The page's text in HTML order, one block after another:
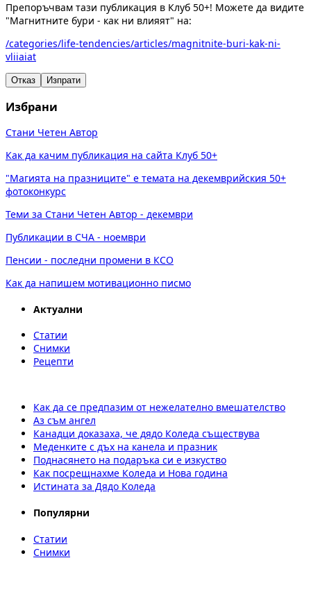
Препоръчвам тази публикация в Клуб 50+! Можете да видите
"Магнитните бури - как ни влияят" на:
/categories/life-tendencies/articles/magnitnite-buri-kak-ni-
vliiaiat
Отказ Изпрати
Избрани
Стани Четен Автор
Как да качим публикация на сайта Клуб 50+
"Магията на празниците" е темата на декемврийския 50+
фотоконкурс
Теми за Стани Четен Автор - декември
Публикации в СЧА - ноември
Пенсии - последни промени в КСО
Как да напишем мотивационно писмо
Актуални
Статии
Снимки
Рецепти
Как да се предпазим от нежелателно вмешателство
Аз съм ангел
Канадци доказаха, че дядо Коледа съществува
Меденките с дъх на канела и празник
Поднасянето на подаръка си е изкуство
Как посрещнахме Коледа и Нова година
Истината за Дядо Коледа
Популярни
Статии
Снимки